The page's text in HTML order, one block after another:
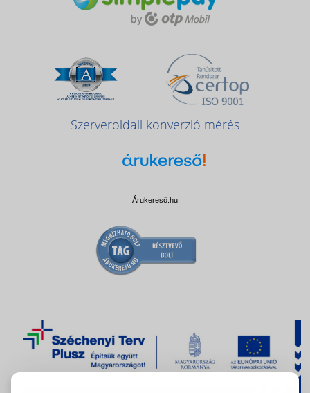
Szerveroldali konverzió mérés
Árukereső.hu